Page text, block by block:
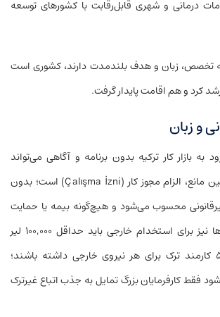
درمانی و شهری قابل‌رقابت با کشورهای توسعه
که تخصص، زبان و هدف بلندمدت دارند، کشوری است
کرد و هم اقامت پایدار گرفت.
و زبان
به بازار کار ترکیه بدون برنامه و آگاهی می‌تواند
پرریسک باشد. نخستین مانع، الزام مجوز کار (Çalışma İzni) است؛ بدون
محسوب می‌شود و هیچ‌گونه بیمه یا حمایت
حقوقی ندارد. شرکت‌ها نیز برای استخدام خارجی باید حداقل ۱۰۰,۰۰۰ لیر
سرمایه ثبت‌شده و ۵ کارمند ترک برای هر نیروی خارجی داشته باشند؛
فقط کارفرمایان بزرگ تمایل به جذب اتباع غیرترک